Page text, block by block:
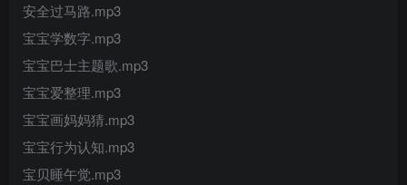
安全过马路.mp3
宝宝学数字.mp3
宝宝巴士主题歌.mp3
宝宝爱整理.mp3
宝宝画妈妈猜.mp3
宝宝行为认知.mp3
宝贝睡午觉.mp3